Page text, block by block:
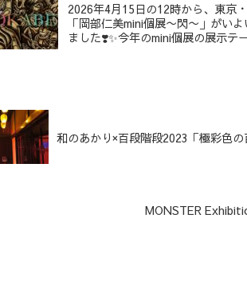
2026年4月15日の12時から、東京
「岡部仁美mini個展〜閃〜」がい
ました❣️✨今年のmini個展の展示テ
和のあかり×百段階段2023「極彩色
MONSTER